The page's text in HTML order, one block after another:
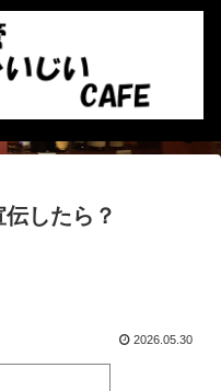
したら？
2026.05.30